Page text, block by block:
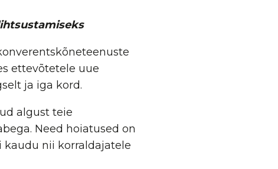
ettevõtetele uue
ja iga kord.
algust teie
Need hoiatused on
kaudu nii korraldajatele